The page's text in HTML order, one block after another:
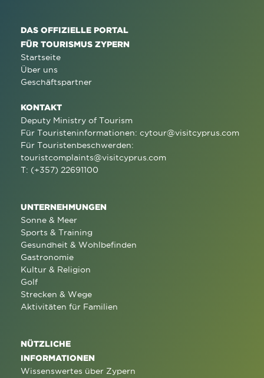
DAS OFFIZIELLE PORTAL
FÜR TOURISMUS ZYPERN
Startseite
Über uns
Geschäftspartner
KONTAKT
Deputy Ministry of Tourism
Für Touristeninformationen: cytour@visitcyprus.com
Für Touristenbeschwerden:
touristcomplaints@visitcyprus.com
T: (+357) 22691100
UNTERNEHMUNGEN
Sonne & Meer
Sports & Training
Gesundheit & Wohlbefinden
Gastronomie
Kultur & Religion
Golf
Strecken & Wege
Aktivitäten für Familien
NÜTZLICHE
INFORMATIONEN
Wissenswertes über Zypern